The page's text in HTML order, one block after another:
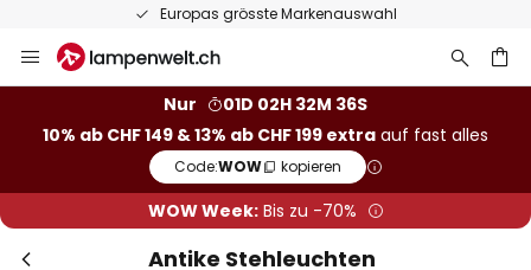
50 Tage kostenlose Retoure
Inhalt
Nur
01D 02H 32M 35S
10% ab CHF 149 & 13% ab CHF 199 extra auf fast alles
Code:WOW kopieren
WOW Week:Bis zu -70%
Antike Stehleuchten